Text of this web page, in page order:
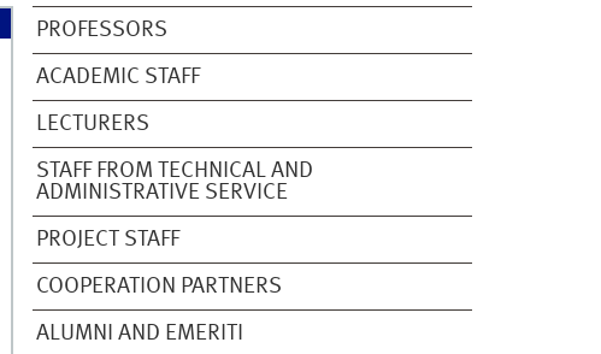
PROFESSORS
ACADEMIC STAFF
LECTURERS
STAFF FROM TECHNICAL AND
ADMINISTRATIVE SERVICE
PROJECT STAFF
COOPERATION PARTNERS
ALUMNI AND EMERITI